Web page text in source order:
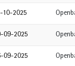
10-2025
09-2025
09-2025